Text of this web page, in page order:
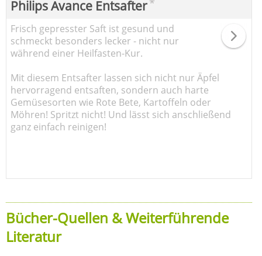
Philips Avance Entsafter*
Frisch gepresster Saft ist gesund und
schmeckt besonders lecker - nicht nur
während einer Heilfasten-Kur.
Mit diesem Entsafter lassen sich nicht nur Äpfel
hervorragend entsaften, sondern auch harte
Gemüsesorten wie Rote Bete, Kartoffeln oder
Möhren! Spritzt nicht! Und lässt sich anschließend
ganz einfach reinigen!
Bücher-Quellen & Weiterführende
Literatur